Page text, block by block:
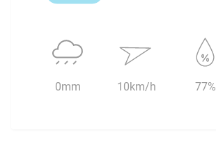
0mm 10km/h 77%